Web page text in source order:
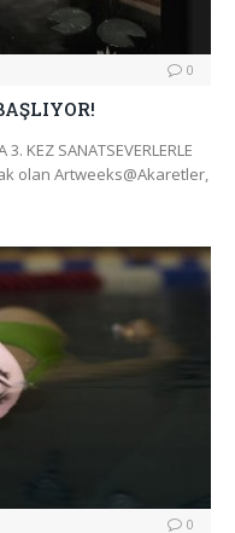
0
3. KEZ SANATSEVERLERLE
olan Artweeks@Akaretler,
0